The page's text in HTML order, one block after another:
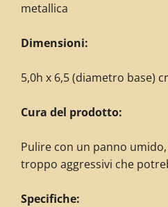
metallica
Dimensioni:
5,0h x 6,5 (diametro base)
Cura del prodotto:
Pulire con un panno
troppo aggressivi che
Specifiche: